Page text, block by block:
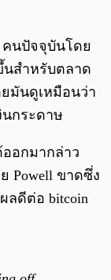
คนปัจจุบันโดย
สำหรับตลาด
มันดูเหมือนว่า
กระดาษ
ออกมากล่าว
Powell ขาดซึ่ง
ลดีต่อ bitcoin